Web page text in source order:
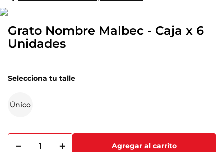
Grato Nombre Malbec - Caja x 6
Unidades
Selecciona tu talle
Único
＋
－ Agregar al carrito
4 .
short
6.
pantalon
10. aniversario